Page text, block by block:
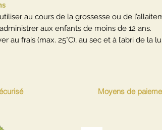
au cours de la grossesse ou de
aux enfants de moins de 12 ans.
au frais (max. 25°C), au sec et à l’abri de la
Moyens de